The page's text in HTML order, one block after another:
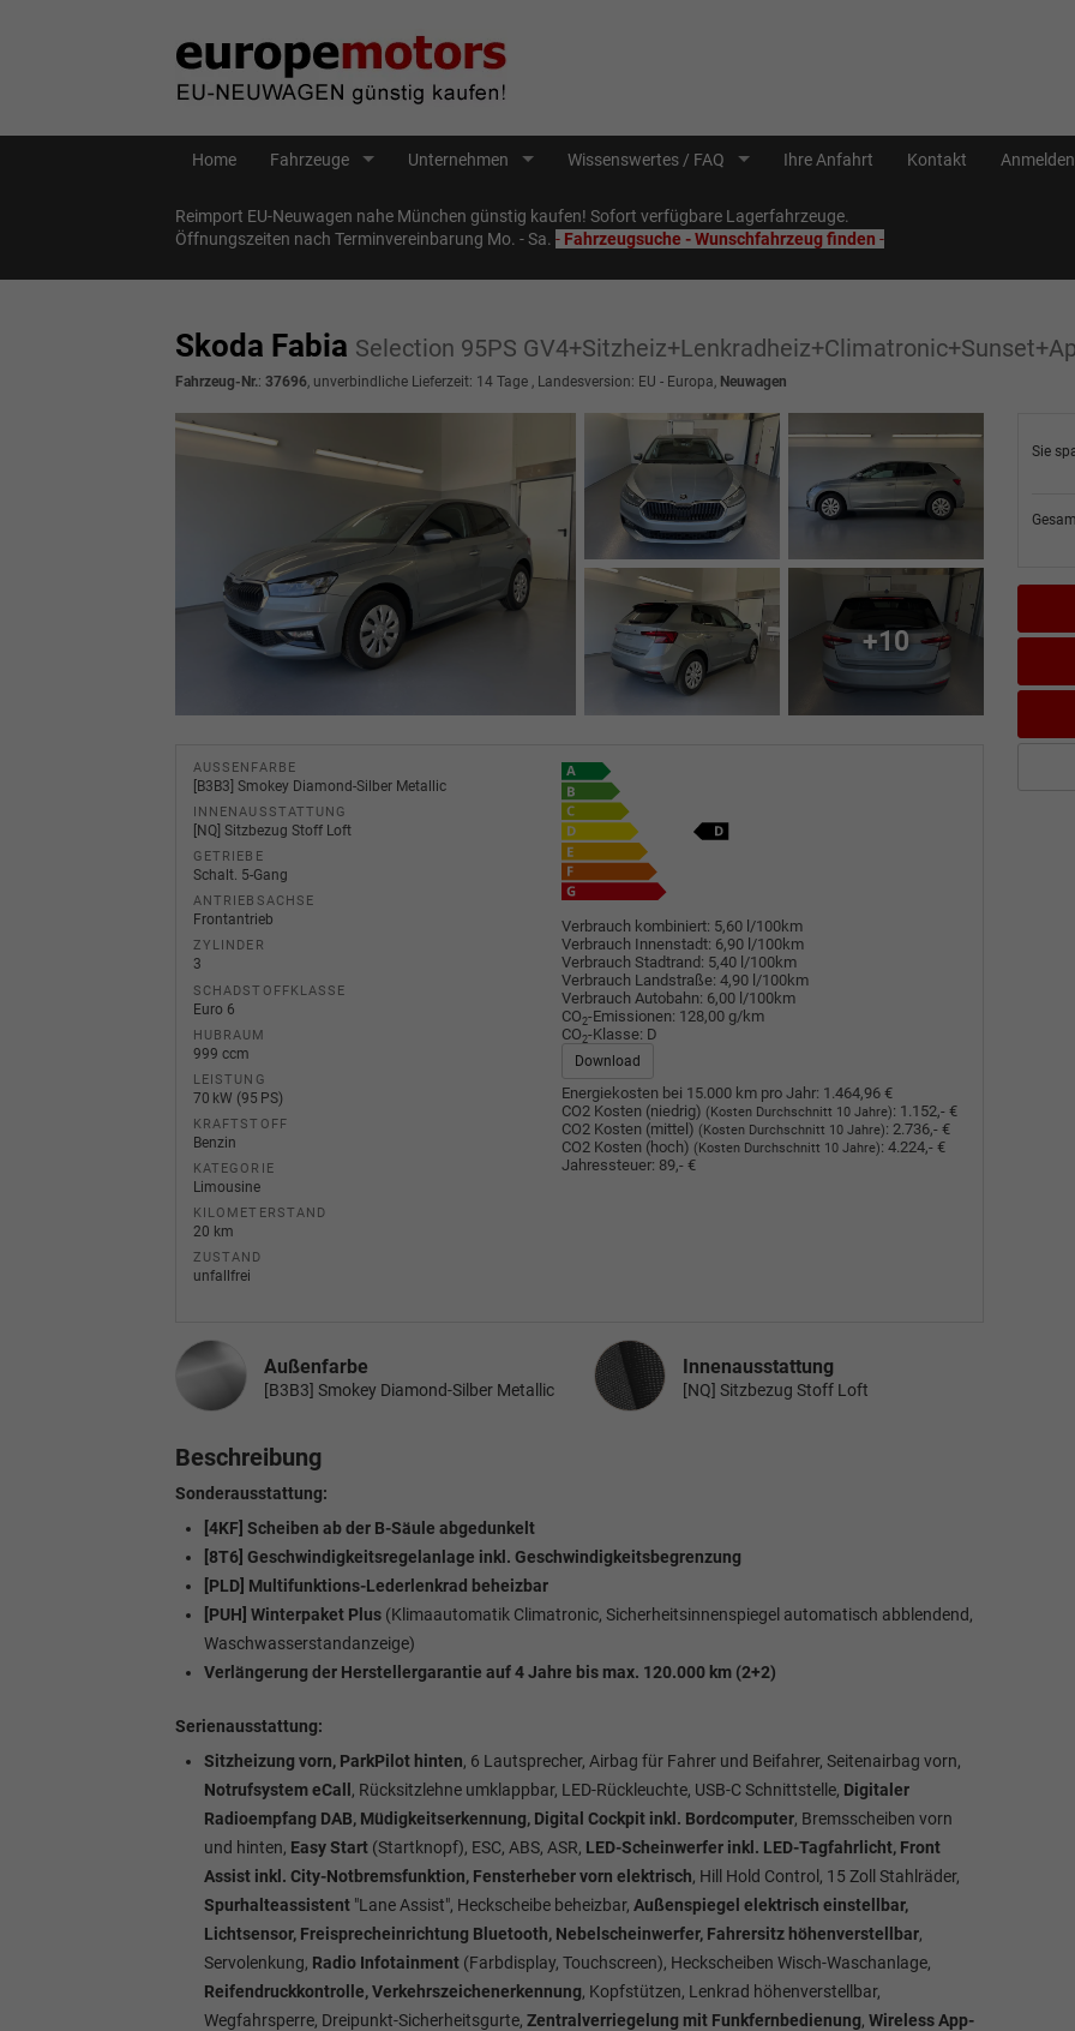
Home Fahrzeuge Unternehmen Wissenswertes / FAQ Ihre Anfahrt Kontakt Anmelden
Reimport EU-Neuwagen nahe München günstig kaufen! Sofort verfügbare Lagerfahrzeuge.
Öffnungszeiten nach Terminvereinbarung Mo. - Sa. - Fahrzeugsuche - Wunschfahrzeug finden -
Skoda Fabia Selection 95PS
Fahrzeug-Nr.: 37696, unverbindliche Lieferzeit: 14 Tage , Landesversion: EU - Europa, Neuwagen
Sie
+10
AUSSENFARBE
[B3B3] Smokey Diamond-Silber Metallic
INNENAUSSTATTUNG
[NQ] Sitzbezug Stoff Loft
GETRIEBE
Schalt. 5-Gang
ANTRIEBSACHSE
Frontantrieb
ZYLINDER
3
SCHADSTOFFKLASSE
Euro 6
HUBRAUM
999 ccm
LEISTUNG
70 kW (95 PS)
KRAFTSTOFF
Benzin
KATEGORIE
Limousine
KILOMETERSTAND
20 km
ZUSTAND
unfallfrei
Verbrauch kombiniert: 5,60 l/100km
Verbrauch Innenstadt: 6,90 l/100km
Verbrauch Stadtrand: 5,40 l/100km
Verbrauch Landstraße: 4,90 l/100km
Verbrauch Autobahn: 6,00 l/100km
CO2-Emissionen: 128,00 g/km
CO2-Klasse: D
Download
Energiekosten bei 15.000 km pro Jahr: 1.464,96 €
CO2 Kosten (niedrig) (Kosten Durchschnitt 10 Jahre): 1.152,- €
CO2 Kosten (mittel) (Kosten Durchschnitt 10 Jahre): 2.736,- €
CO2 Kosten (hoch) (Kosten Durchschnitt 10 Jahre): 4.224,- €
Jahressteuer: 89,- €
Außenfarbe
[B3B3] Smokey Diamond-Silber Metallic
Innenausstattung
Innenausstattung
[NQ] Sitzbezug Stoff Loft
Beschreibung
Sonderausstattung:
[4KF] Scheiben ab der B-Säule abgedunkelt
[8T6] Geschwindigkeitsregelanlage inkl. Geschwindigkeitsbegrenzung
[PLD] Multifunktions-Lederlenkrad beheizbar
[PUH] Winterpaket Plus (Klimaautomatik Climatronic, Sicherheitsinnenspiegel automatisch abblendend,
Waschwasserstandanzeige)
Verlängerung der Herstellergarantie auf 4 Jahre bis max. 120.000 km (2+2)
Serienausstattung:
Sitzheizung vorn, ParkPilot hinten, 6 Lautsprecher, Airbag für Fahrer und Beifahrer, Seitenairbag vorn,
Notrufsystem eCall, Rücksitzlehne umklappbar, LED-Rückleuchte, USB-C Schnittstelle, Digitaler
Radioempfang DAB, Müdigkeitserkennung, Digital Cockpit inkl. Bordcomputer, Bremsscheiben vorn
und hinten, Easy Start (Startknopf), ESC, ABS, ASR, LED-Scheinwerfer inkl. LED-Tagfahrlicht, Front
Assist inkl. City-Notbremsfunktion, Fensterheber vorn elektrisch, Hill Hold Control, 15 Zoll Stahlräder,
Spurhalteassistent "Lane Assist", Heckscheibe beheizbar, Außenspiegel elektrisch einstellbar,
Lichtsensor, Freisprecheinrichtung Bluetooth, Nebelscheinwerfer, Fahrersitz höhenverstellbar,
Servolenkung, Radio Infotainment (Farbdisplay, Touchscreen), Heckscheiben Wisch-Waschanlage,
Reifendruckkontrolle, Verkehrszeichenerkennung, Kopfstützen, Lenkrad höhenverstellbar,
Wegfahrsperre, Dreipunkt-Sicherheitsgurte, Zentralverriegelung mit Funkfernbedienung, Wireless App-